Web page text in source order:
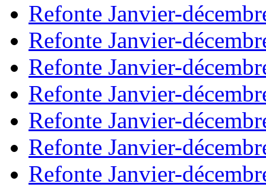
Refonte Janvier-
Refonte Janvier-
Refonte Janvier-
Refonte Janvier-
Refonte Janvier-
Refonte Janvier-
Refonte Janvier-